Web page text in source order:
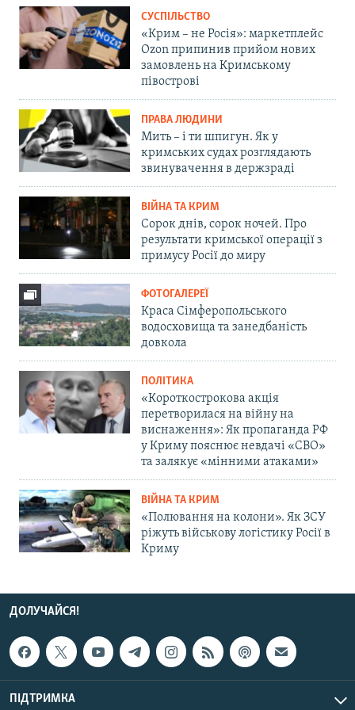
СУСПІЛЬСТВО
«Крим – не Росія»: маркетплейс
Ozon припинив прийом нових
замовлень на Кримському
півострові
ПРАВА ЛЮДИНИ
Мить – і ти шпигун. Як у
кримських судах розглядають
звинувачення в держзраді
ВІЙНА ТА КРИМ
Сорок днів, сорок ночей. Про
результати кримської операції з
примусу Росії до миру
ФОТОГАЛЕРЕЇ
Краса Сімферопольського
водосховища та занедбаність
довкола
ПОЛІТИКА
«Короткострокова акція
перетворилася на війну на
виснаження»: Як пропаганда РФ
у Криму пояснює невдачі «СВО»
та залякує «мінними атаками»
ВІЙНА ТА КРИМ
«Полювання на колони». Як ЗСУ
ріжуть військову логістику Росії в
Криму
ДОЛУЧАЙСЯ!
ПІДТРИМКА